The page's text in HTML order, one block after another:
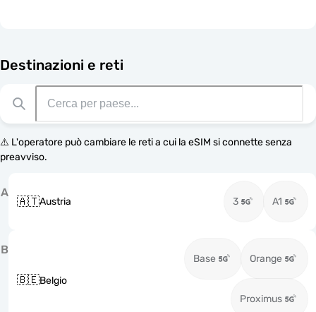
Destinazioni e reti
⚠️ L'operatore può cambiare le reti a cui la eSIM si connette senza
preavviso.
A
🇦🇹Austria 3 A1
B
🇧🇪Belgio
Base Orange
Proximus